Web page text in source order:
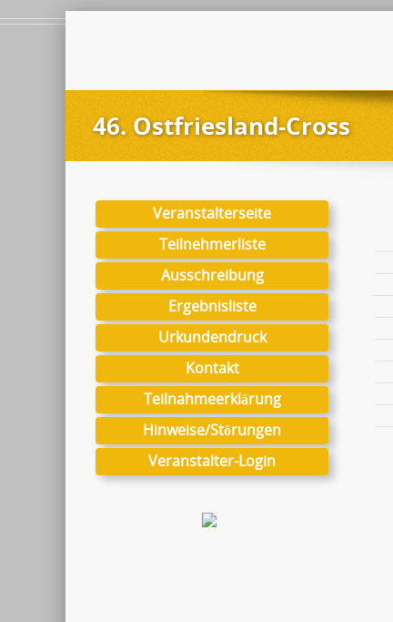
46. Ostfriesland-Cross
Veranstalterseite
Teilnehmerliste
Ausschreibung
Ergebnisliste
Urkundendruck
Kontakt
Teilnahmeerklärung
Hinweise/Störungen
Veranstalter-Login